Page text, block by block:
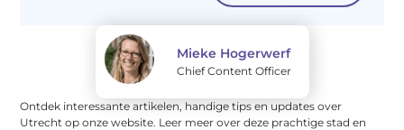
Mieke Hogerwerf
Chief Content Officer
Ontdek interessante artikelen, handige tips en updates over
Utrecht op onze website. Leer meer over deze prachtige stad en